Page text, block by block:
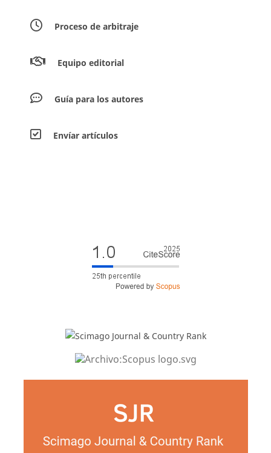
Proceso de arbitraje
Equipo editorial
Guía para los autores
Envíar artículos